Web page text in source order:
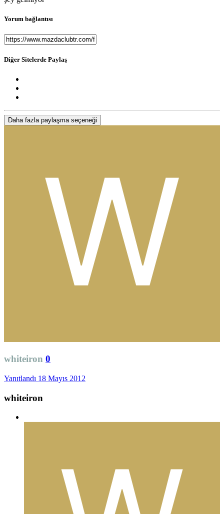
Yorum bağlantısı
Diğer Sitelerde Paylaş
Daha fazla paylaşma seçeneği
whiteiron 0
Yanıtlandı 18 Mayıs 2012
whiteiron